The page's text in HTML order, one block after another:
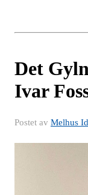
Det
Ivar
Postet av Melhus